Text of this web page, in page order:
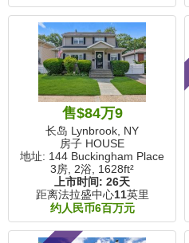
售$84万9
长岛 Lynbrook, NY
房子 HOUSE
地址: 144 Buckingham Place
3房, 2浴, 1628ft²
上市时间: 26天
距离法拉盛中心11英里
约人民币6百万元